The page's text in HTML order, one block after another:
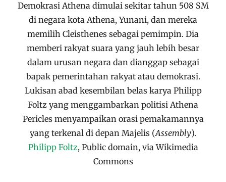
Demokrasi Athena dimulai sekitar tahun 508 SM
di negara kota Athena, Yunani, dan mereka
memilih Cleisthenes sebagai pemimpin. Dia
memberi rakyat suara yang jauh lebih besar
dalam urusan negara dan dianggap sebagai
bapak pemerintahan rakyat atau demokrasi.
Lukisan abad kesembilan belas karya Philipp
Foltz yang menggambarkan politisi Athena
Pericles menyampaikan orasi pemakamannya
yang terkenal di depan Majelis (Assembly).
Philipp Foltz, Public domain, via Wikimedia
Commons